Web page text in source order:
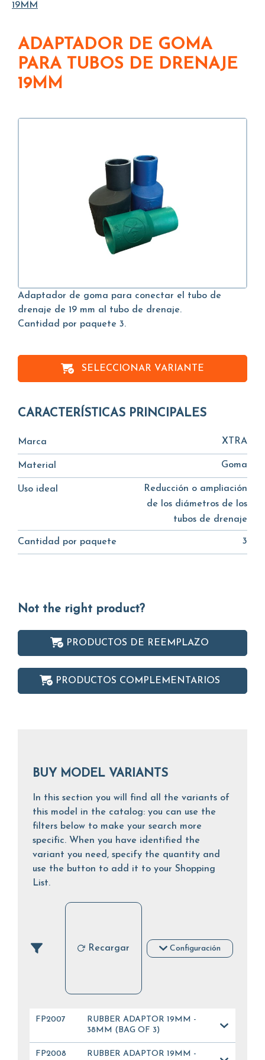
19MM
ADAPTADOR DE GOMA
PARA TUBOS DE DRENAJE
19MM
Adaptador de goma para conectar el tubo de
drenaje de 19 mm al tubo de drenaje.
Cantidad por paquete 3.
SELECCIONAR VARIANTE
CARACTERÍSTICAS PRINCIPALES
Marca XTRA
Material Goma
Uso ideal
Reducción o ampliación
de los diámetros de los
tubos de drenaje
Cantidad por paquete 3
Not the right product?
PRODUCTOS DE REEMPLAZO
PRODUCTOS COMPLEMENTARIOS
BUY MODEL VARIANTS
In this section you will find all the variants of
this model in the catalog: you can use the
filters below to make your search more
specific. When you have identified the
variant you need, specify the quantity and
use the button to add it to your Shopping
List.
Recargar Configuración
FP2007
RUBBER ADAPTOR 19MM -
38MM (BAG OF 3)
FP2008 RUBBER ADAPTOR 19MM -